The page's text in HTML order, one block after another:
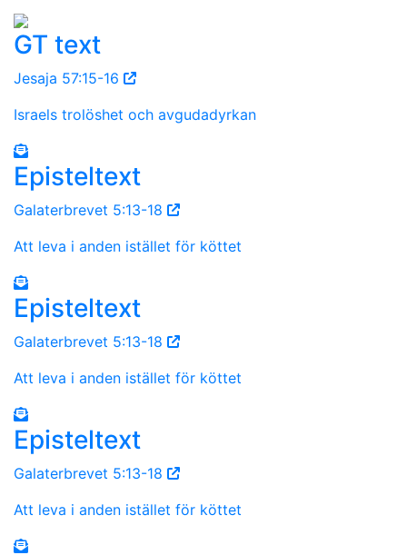
GT text
Jesaja 57:15-16
Israels trolöshet och avgudadyrkan
Episteltext
Galaterbrevet 5:13-18
Att leva i anden istället för köttet
Episteltext
Galaterbrevet 5:13-18
Att leva i anden istället för köttet
Episteltext
Galaterbrevet 5:13-18
Att leva i anden istället för köttet